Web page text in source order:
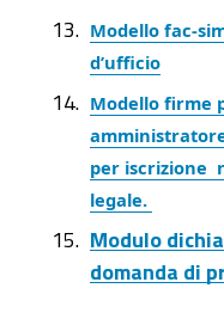
Modello fac-
d’ufficio
Modello firme
per iscrizione
legale.
Modulo
domanda di